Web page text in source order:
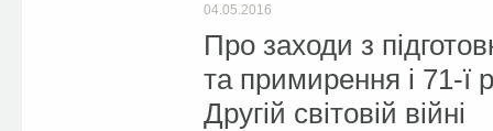
04.05.2016
Про заходи з
та примирення і 71-ї
Другій світовій війні